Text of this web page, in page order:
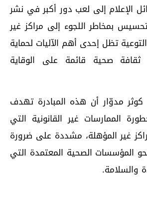
الإعلام إلى لعب دور أكبر في نشر
بمخاطر اللجوء إلى مراكز غير
تظل إحدى أهم الآليات لحماية
ثقافة صحية قائمة على الوقاية
مدوّار أن هذه المبادرة تهدف
الممارسات غير القانونية التي
غير المؤهلة، مشددة على ضرورة
المؤسسات الصحية المعتمدة التي
والسلامة.